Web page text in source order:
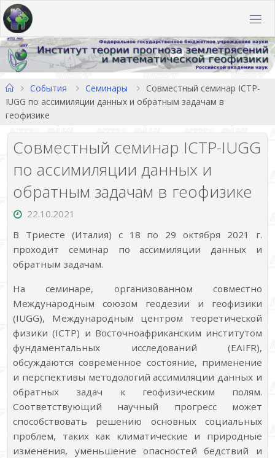
Перейти
к
содержимому
ГлавнаяСобытия Семинары
Совместный семинар ICTP-
IUGG по ассимиляции данных и обратным задачам в
геофизике
Совместный семинар ICTP-IUGG
по ассимиляции данных и
обратным задачам в геофизике
22.10.2021
В Триесте (Италия) с 18 по 29 октября 2021 г.
проходит семинар по ассимиляции данных и
обратным задачам.
На семинаре, организованном совместно
Международным союзом геодезии и геофизики
(IUGG), Международным центром теоретической
физики (ICTP) и Восточноафриканским институтом
фундаментальных исследований (EAIFR),
обсуждаются современное состояние, применение
и перспективы методологий ассимиляции данных и
обратных задач к геофизическим полям.
Соответствующий научный прогресс может
способствовать решению основных социальных
проблем, таких как климатические и природные
изменения, уменьшение опасностей бедствий и